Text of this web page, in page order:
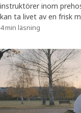
instruktörer inom
kan ta livet av en frisk
4 min läsning